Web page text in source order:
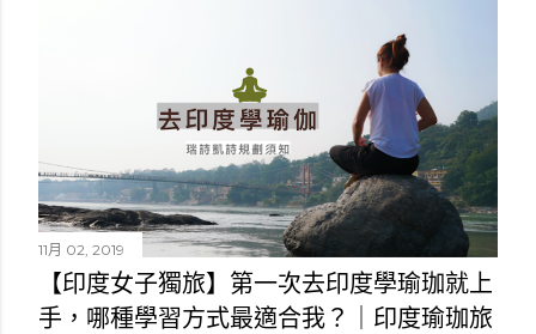
11月 02, 2019
【印度女子獨旅】第一次去印度學瑜珈就上
手，哪種學習方式最適合我？｜印度瑜珈旅